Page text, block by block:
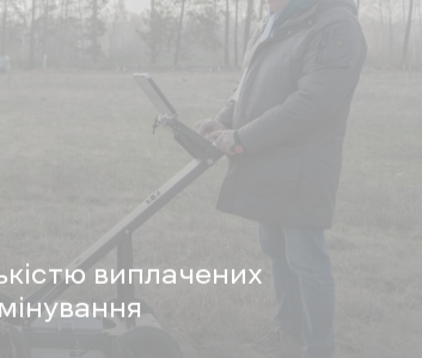
на Харківщині.